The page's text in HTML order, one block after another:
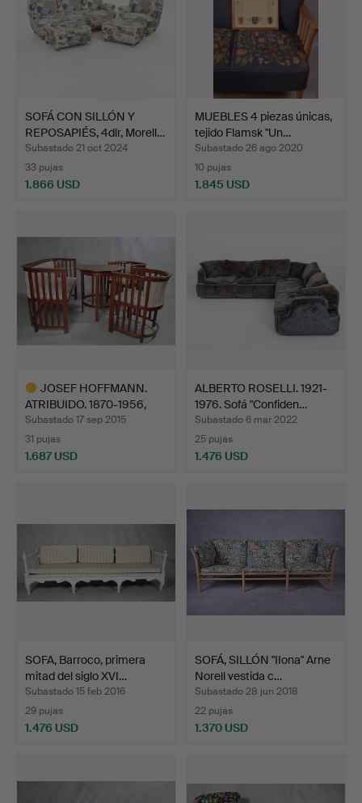
SOFÁ CON SILLÓN Y
REPOSAPIÉS, 4dlr, Morell…
Subastado 21 oct 2024
33 pujas
1.866 USD
MUEBLES 4 piezas únicas,
tejido Flamsk "Un…
Subastado 26 ago 2020
10 pujas
1.845 USD
JOSEF HOFFMANN.
ATRIBUIDO. 1870-1956,
MUEB…
Subastado 17 sep 2015
31 pujas
1.687 USD
ALBERTO ROSELLI. 1921-
1976. Sofá "Confiden…
Subastado 6 mar 2022
25 pujas
1.476 USD
SOFA, Barroco, primera
mitad del siglo XVI…
Subastado 15 feb 2016
29 pujas
1.476 USD
SOFÁ, SILLÓN "IIona" Arne
Norell vestida c…
Subastado 28 jun 2018
22 pujas
1.370 USD